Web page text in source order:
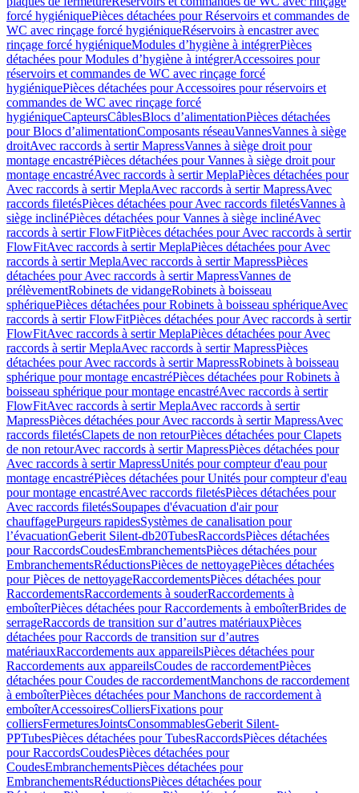
forcé hygiéniquePièces détachées pour Réservoirs et commandes de
WC avec rinçage forcé hygiéniqueRéservoirs à encastrer avec
rinçage forcé hygiéniqueModules d’hygiène à intégrerPièces
détachées pour Modules d’hygiène à intégrerAccessoires pour
réservoirs et commandes de WC avec rinçage forcé
hygiéniquePièces détachées pour Accessoires pour réservoirs et
commandes de WC avec rinçage forcé
hygiéniqueCapteursCâblesBlocs d’alimentationPièces détachées
pour Blocs d’alimentationComposants réseauVannesVannes à siège
droitAvec raccords à sertir MapressVannes à siège droit pour
montage encastréPièces détachées pour Vannes à siège droit pour
montage encastréAvec raccords à sertir MeplaPièces détachées pour
Avec raccords à sertir MeplaAvec raccords à sertir MapressAvec
raccords filetésPièces détachées pour Avec raccords filetésVannes à
siège inclinéPièces détachées pour Vannes à siège inclinéAvec
raccords à sertir FlowFitPièces détachées pour Avec raccords à sertir
FlowFitAvec raccords à sertir MeplaPièces détachées pour Avec
raccords à sertir MeplaAvec raccords à sertir MapressPièces
détachées pour Avec raccords à sertir MapressVannes de
prélèvementRobinets de vidangeRobinets à boisseau
sphériquePièces détachées pour Robinets à boisseau sphériqueAvec
raccords à sertir FlowFitPièces détachées pour Avec raccords à sertir
FlowFitAvec raccords à sertir MeplaPièces détachées pour Avec
raccords à sertir MeplaAvec raccords à sertir MapressPièces
détachées pour Avec raccords à sertir MapressRobinets à boisseau
sphérique pour montage encastréPièces détachées pour Robinets à
boisseau sphérique pour montage encastréAvec raccords à sertir
FlowFitAvec raccords à sertir MeplaAvec raccords à sertir
MapressPièces détachées pour Avec raccords à sertir MapressAvec
raccords filetésClapets de non retourPièces détachées pour Clapets
de non retourAvec raccords à sertir MapressPièces détachées pour
Avec raccords à sertir MapressUnités pour compteur d'eau pour
montage encastréPièces détachées pour Unités pour compteur d'eau
pour montage encastréAvec raccords filetésPièces détachées pour
Avec raccords filetésSoupapes d'évacuation d'air pour
chauffagePurgeurs rapidesSystèmes de canalisation pour
l’évacuationGeberit Silent-db20TubesRaccordsPièces détachées
pour RaccordsCoudesEmbranchementsPièces détachées pour
EmbranchementsRéductionsPièces de nettoyagePièces détachées
pour Pièces de nettoyageRaccordementsPièces détachées pour
RaccordementsRaccordements à souderRaccordements à
emboîterPièces détachées pour Raccordements à emboîterBrides de
serrageRaccords de transition sur d’autres matériauxPièces
détachées pour Raccords de transition sur d’autres
matériauxRaccordements aux appareilsPièces détachées pour
Raccordements aux appareilsCoudes de raccordementPièces
détachées pour Coudes de raccordementManchons de raccordement
à emboîterPièces détachées pour Manchons de raccordement à
emboîterAccessoiresColliersFixations pour
colliersFermeturesJointsConsommablesGeberit Silent-
PPTubesPièces détachées pour TubesRaccordsPièces détachées
pour RaccordsCoudesPièces détachées pour
CoudesEmbranchementsPièces détachées pour
EmbranchementsRéductionsPièces détachées pour